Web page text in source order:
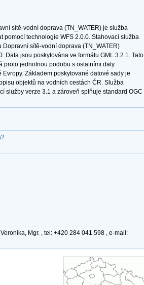
sítě-vodní doprava (TN_WATER) je služba
technologie WFS 2.0.0. Stahovací služba
sítě-vodní doprava (TN_WATER)
Data jsou poskytována ve formátu GML 3.2.1. Tato
proto jednotnou podobu s ostatními daty
Základem poskytované datové sady je
objektů na vodních cestách ČR. Služba
služby verze 3.1 a zároveň splňuje standard OGC
Mgr. , tel: +420 284 041 598 , e-mail: